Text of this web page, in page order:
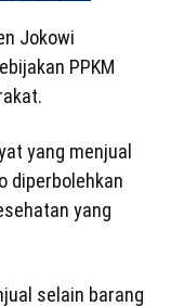
Jokowi
PPKM
yang menjual
diperbolehkan
yang
selain barang